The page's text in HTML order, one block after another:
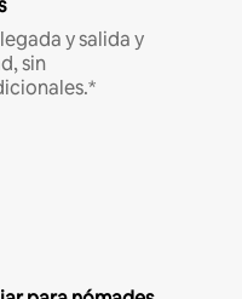
y salida y
sin